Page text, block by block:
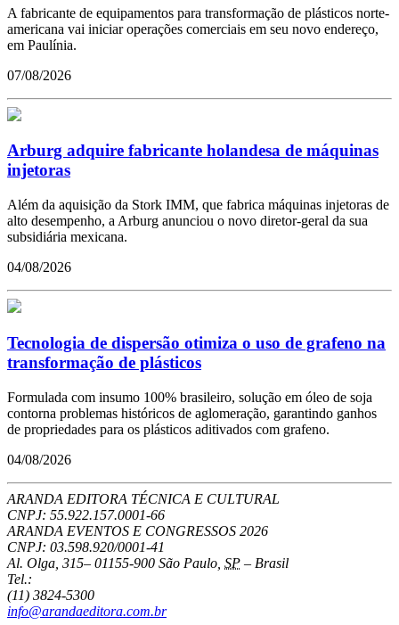
A fabricante de equipamentos para transformação de plásticos norte-
americana vai iniciar operações comerciais em seu novo endereço,
em Paulínia.
07/08/2026
Arburg adquire fabricante holandesa de máquinas
injetoras
Além da aquisição da Stork IMM, que fabrica máquinas injetoras de
alto desempenho, a Arburg anunciou o novo diretor-geral da sua
subsidiária mexicana.
04/08/2026
Tecnologia de dispersão otimiza o uso de grafeno na
transformação de plásticos
Formulada com insumo 100% brasileiro, solução em óleo de soja
contorna problemas históricos de aglomeração, garantindo ganhos
de propriedades para os plásticos aditivados com grafeno.
04/08/2026
ARANDA EDITORA TÉCNICA E CULTURAL
CNPJ: 55.922.157.0001-66
ARANDA EVENTOS E CONGRESSOS 2026
CNPJ: 03.598.920/0001-41
Al. Olga, 315– 01155-900 São Paulo SP – Brasil
Tel.:
(11) 3824-5300
info@arandaeditora.com.br